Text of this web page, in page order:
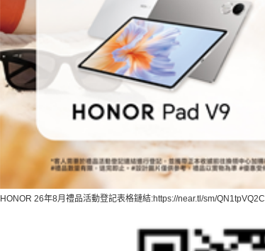
HONOR 26年8月禮品活動登記表格鏈結:https://near.tl/sm/QN1tpVQ2C